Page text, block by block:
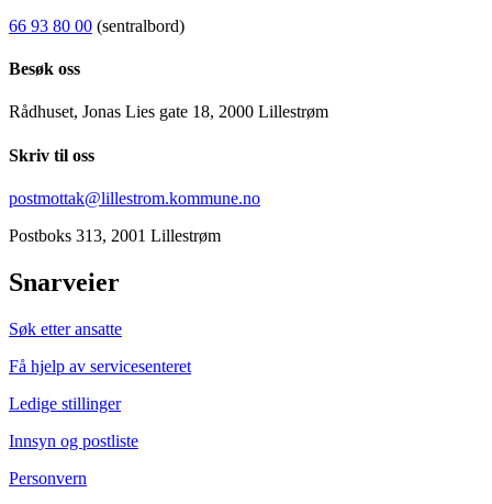
66 93 80 00 (sentralbord)
Besøk oss
Rådhuset, Jonas Lies gate 18, 2000 Lillestrøm
Skriv til oss
postmottak@lillestrom.kommune.no
Postboks 313, 2001 Lillestrøm
Snarveier
Søk etter ansatte
Få hjelp av servicesenteret
Ledige stillinger
Innsyn og postliste
Personvern